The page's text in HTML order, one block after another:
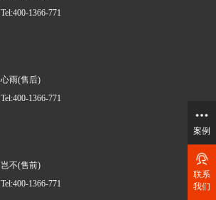
Tel:400-1366-771
心雨(售后)
Tel:400-1366-771
岂不(售前)
Tel:400-1366-771
案例
联系
我们